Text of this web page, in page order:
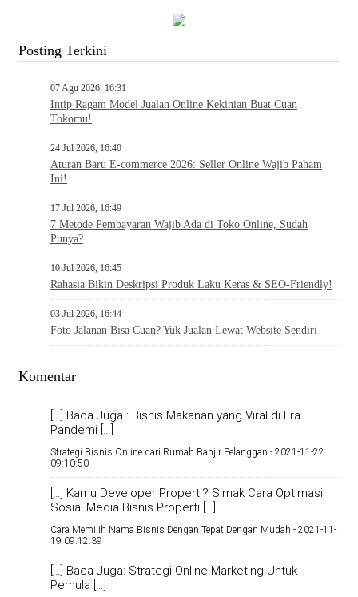
Posting Terkini
07 Agu 2026, 16:31
Intip Ragam Model Jualan Online Kekinian Buat Cuan
Tokomu!
24 Jul 2026, 16:40
Aturan Baru E-commerce 2026: Seller Online Wajib Paham
Ini!
17 Jul 2026, 16:49
7 Metode Pembayaran Wajib Ada di Toko Online, Sudah
Punya?
10 Jul 2026, 16:45
Rahasia Bikin Deskripsi Produk Laku Keras & SEO-Friendly!
03 Jul 2026, 16:44
Foto Jalanan Bisa Cuan? Yuk Jualan Lewat Website Sendiri
Komentar
[…] Baca Juga : Bisnis Makanan yang Viral di Era
Pandemi […]
Strategi Bisnis Online dari Rumah Banjir Pelanggan - 2021-11-22
09:10:50
[…] Kamu Developer Properti? Simak Cara Optimasi
Sosial Media Bisnis Properti […]
Cara Memilih Nama Bisnis Dengan Tepat Dengan Mudah - 2021-11-
19 09:12:39
[…] Baca Juga: Strategi Online Marketing Untuk
Pemula […]